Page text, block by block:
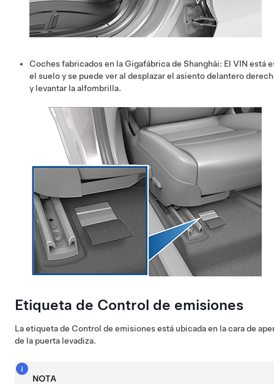
Coches fabricados en la Gigafábrica de Shanghái: El VIN está
el suelo y se puede ver al desplazar el asiento delantero
y levantar la alfombrilla.
Etiqueta de Control de emisiones
La etiqueta de Control de emisiones está ubicada en la cara de
de la puerta levadiza.
NOTA